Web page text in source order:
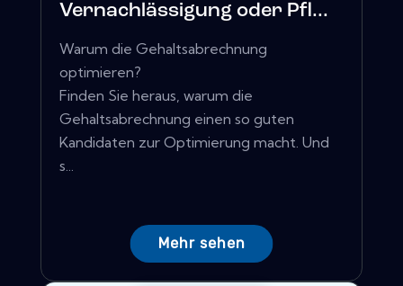
Vernachlässigung oder Pfl...
Warum die Gehaltsabrechnung
optimieren?
Finden Sie heraus, warum die
Gehaltsabrechnung einen so guten
Kandidaten zur Optimierung macht. Und
s...
Mehr sehen